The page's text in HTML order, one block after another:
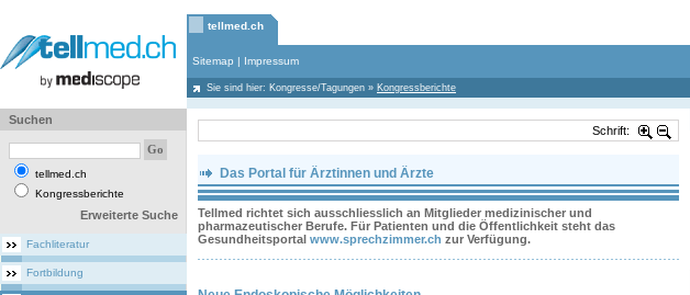
tellmed.ch
Sitemap | Impressum
Sie sind hier: Kongresse/Tagungen » Kongressberichte
Suchen
tellmed.ch
Kongressberichte
Erweiterte Suche
Fachliteratur
Fortbildung
Schrift:
Das Portal für Ärztinnen und Ärzte
Tellmed richtet sich ausschliesslich an Mitglieder medizinischer und
pharmazeutischer Berufe. Für Patienten und die Öffentlichkeit steht das
Gesundheitsportal www.sprechzimmer.ch zur Verfügung.